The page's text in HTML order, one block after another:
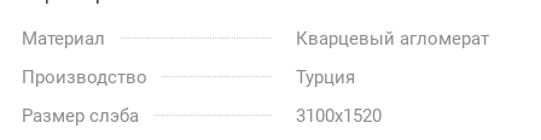
Материал
Кварцевый агломерат
Производство
Турция
Размер слэба
3100x1520